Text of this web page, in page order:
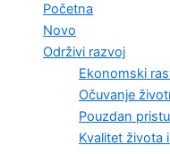
Početna
Novo
Održivi razvoj
Ekonomski
Očuvanje
Pouzdan
Kvalitet života